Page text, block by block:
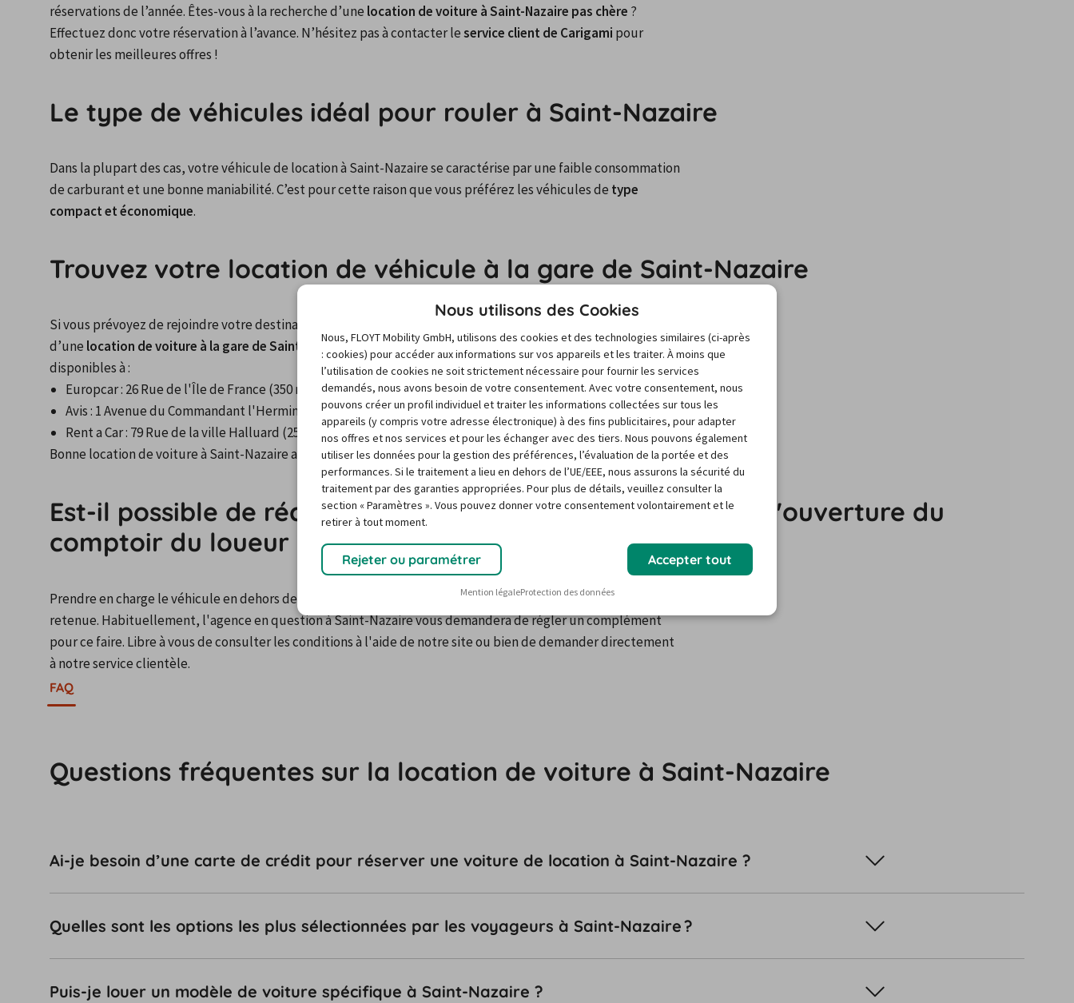
réservations de l’année. Êtes-vous à la recherche d’une location de voiture à Saint-Nazaire pas chère ?
Effectuez donc votre réservation à l’avance. N’hésitez pas à contacter le service client de Carigami pour
obtenir les meilleures offres !
Le type de véhicules idéal pour rouler à Saint-Nazaire
Dans la plupart des cas, votre véhicule de location à Saint-Nazaire se caractérise par une faible consommation
de carburant et une bonne maniabilité. C’est pour cette raison que vous préférez les véhicules de type
compact et économique.
Trouvez votre location de véhicule à la gare de Saint-Nazaire
Si vous prévoyez de rejoindre votre destination en train et de louer une voiture à Saint-Nazaire, profitez
d’une location de voiture à la gare de Saint-Nazaire. Les bureaux des loueurs Europcar, Avis et Rent a Car sont
disponibles à :
Europcar : 26 Rue de l'Île de France (350 mètres)
Avis : 1 Avenue du Commandant l'Herminier (220 mètres)
Rent a Car : 79 Rue de la ville Halluard (250 mètres)
Bonne location de voiture à Saint-Nazaire avec Carigami !
Est-il possible de récupérer l'auto en dehors des horaires d'ouverture du
comptoir du loueur ?
Prendre en charge le véhicule en dehors des horaires d'ouverture résultera des caractéristiques de l'offre
retenue. Habituellement, l'agence en question à Saint-Nazaire vous demandera de régler un complément
pour ce faire. Libre à vous de consulter les conditions à l'aide de notre site ou bien de demander directement
à notre service clientèle.
FAQ
Questions fréquentes sur la location de voiture à Saint-Nazaire
Ai-je besoin d’une carte de crédit pour réserver une voiture de location à Saint-Nazaire ?
Quelles sont les options les plus sélectionnées par les voyageurs à Saint-Nazaire ?
Puis-je louer un modèle de voiture spécifique à Saint-Nazaire ?
Nous utilisons des Cookies
Nous, FLOYT Mobility GmbH, utilisons des cookies et des technologies similaires (ci-après
: cookies) pour accéder aux informations sur vos appareils et les traiter. À moins que
l’utilisation de cookies ne soit strictement nécessaire pour fournir les services
demandés, nous avons besoin de votre consentement. Avec votre consentement, nous
pouvons créer un profil individuel et traiter les informations collectées sur tous les
appareils (y compris votre adresse électronique) à des fins publicitaires, pour adapter
nos offres et nos services et pour les échanger avec des tiers. Nous pouvons également
utiliser les données pour la gestion des préférences, l’évaluation de la portée et des
performances. Si le traitement a lieu en dehors de l’UE/EEE, nous assurons la sécurité du
traitement par des garanties appropriées. Pour plus de détails, veuillez consulter la
section « Paramètres ». Vous pouvez donner votre consentement volontairement et le
retirer à tout moment.
Rejeter ou paramétrer Accepter tout
Mention légaleProtection des données